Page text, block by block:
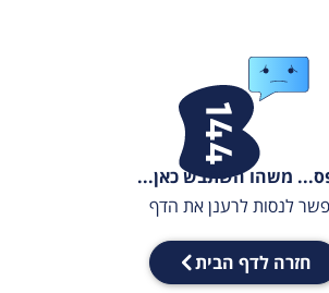
משהו השתבש כאן...
לנסות לרענן את הדף
חזרה לדף הבית